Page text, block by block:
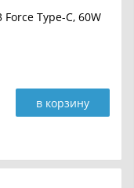
Force Type-C, 60W
в корзину